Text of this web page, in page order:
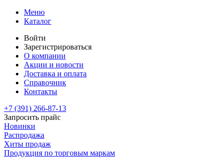
Меню
Каталог
Войти
Зарегистрироваться
О компании
Акции и новости
Доставка и оплата
Справочник
Контакты
+7 (391) 266-87-13
Запросить прайс
Новинки
Распродажа
Хиты продаж
Продукция по торговым маркам